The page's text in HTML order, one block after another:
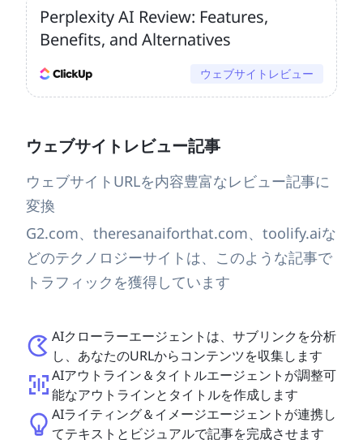
Perplexity AI Review: Features,
Benefits, and Alternatives
ウェブサイトレビュー
ウェブサイトレビュー記事
ウェブサイトURLを内容豊富なレビュー記事に
変換
G2.com、theresanaiforthat.com、toolify.aiな
どのテクノロジーサイトは、このような記事で
トラフィックを獲得しています
AIクローラーエージェントは、サブリンクを分析
し、あなたのURLからコンテンツを収集します
AIアウトライン＆タイトルエージェントが調整可
能なアウトラインとタイトルを作成します
AIライティング＆イメージエージェントが連携し
てテキストとビジュアルで記事を完成させます